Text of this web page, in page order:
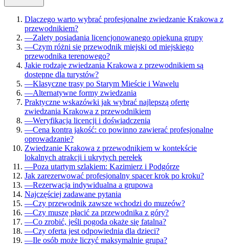
Dlaczego warto wybrać profesjonalne zwiedzanie Krakowa z
przewodnikiem?
—Zalety posiadania licencjonowanego opiekuna grupy
—Czym różni się przewodnik miejski od miejskiego
przewodnika terenowego?
Jakie rodzaje zwiedzania Krakowa z przewodnikiem są
dostępne dla turystów?
—Klasyczne trasy po Starym Mieście i Wawelu
—Alternatywne formy zwiedzania
Praktyczne wskazówki jak wybrać najlepszą ofertę
zwiedzania Krakowa z przewodnikiem
—Weryfikacja licencji i doświadczenia
—Cena kontra jakość: co powinno zawierać profesjonalne
oprowadzanie?
Zwiedzanie Krakowa z przewodnikiem w kontekście
lokalnych atrakcji i ukrytych perełek
—Poza utartym szlakiem: Kazimierz i Podgórze
Jak zarezerwować profesjonalny spacer krok po kroku?
—Rezerwacja indywidualna a grupowa
Najczęściej zadawane pytania
—Czy przewodnik zawsze wchodzi do muzeów?
—Czy muszę płacić za przewodnika z góry?
—Co zrobić, jeśli pogoda okaże się fatalna?
—Czy oferta jest odpowiednia dla dzieci?
—Ile osób może liczyć maksymalnie grupa?